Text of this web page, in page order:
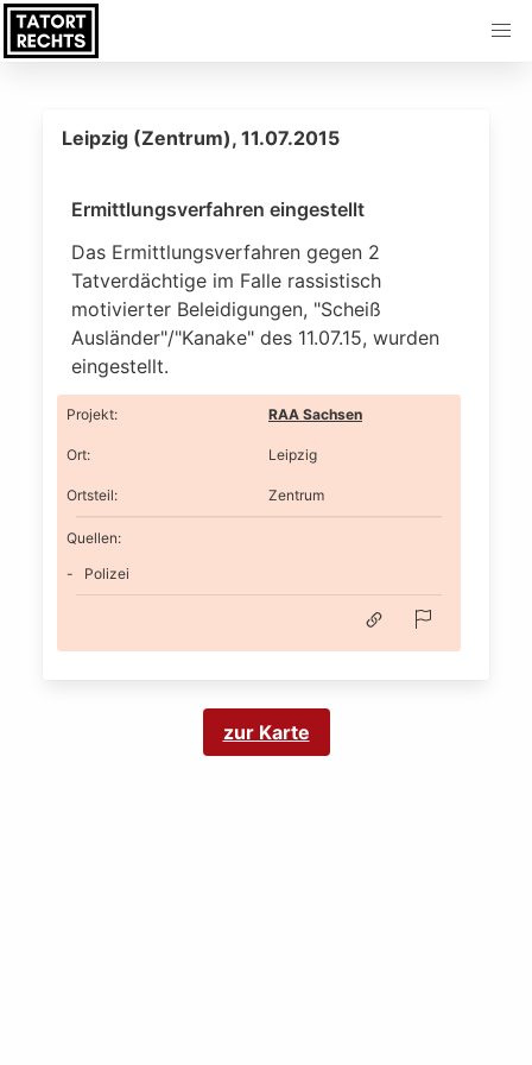
Leipzig (Zentrum), 11.07.2015
Ermittlungsverfahren eingestellt
Das Ermittlungsverfahren gegen 2
Tatverdächtige im Falle rassistisch
motivierter Beleidigungen, "Scheiß
Ausländer"/"Kanake" des 11.07.15, wurden
eingestellt.
Projekt: RAA Sachsen
Ort: Leipzig
Ortsteil: Zentrum
Quellen:
Polizei
zur Karte